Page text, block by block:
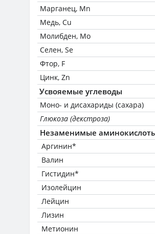
Марганец, Mn
Медь, Cu
Молибден, Mo
Селен, Se
Фтор, F
Цинк, Zn
Усвояемые углеводы
Моно- и дисахариды (сахара)
Глюкоза (декстроза)
Незаменимые
Аргинин*
Валин
Гистидин*
Изолейцин
Лейцин
Лизин
Метионин